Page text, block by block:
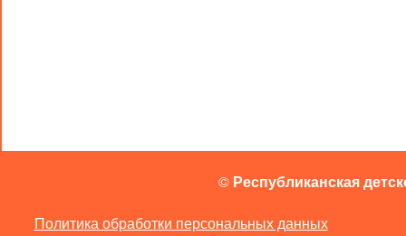
© Республиканская
Политика обработки персональных данных